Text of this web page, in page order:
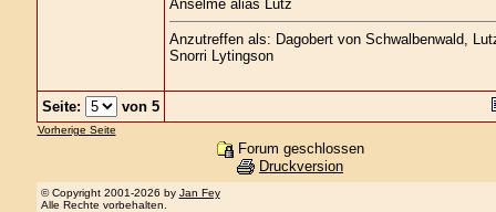
Anselme alias Lutz
Anzutreffen als: Dagobert von Schwalbenwald,
Snorri Lytingson
Seite: von 5
Vorherige Seite
Forum geschlossen
Druckversion
© Copyright 2001-2026 by Jan Fey
Alle Rechte vorbehalten.